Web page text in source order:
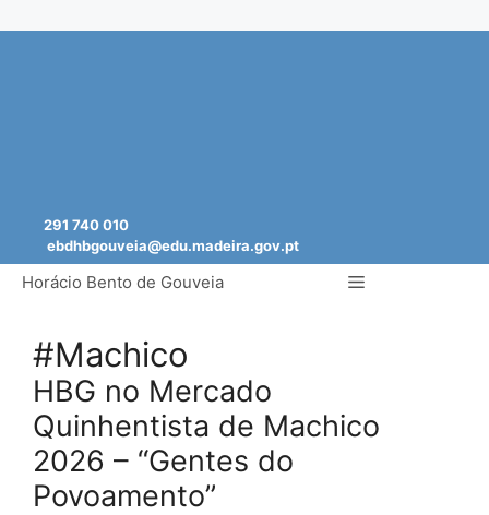
291 740 010
ebdhbgouveia@edu.madeira.gov.pt
Horácio Bento de Gouveia Menu
#Machico
HBG no Mercado
Quinhentista de Machico
2026 – “Gentes do
Povoamento”